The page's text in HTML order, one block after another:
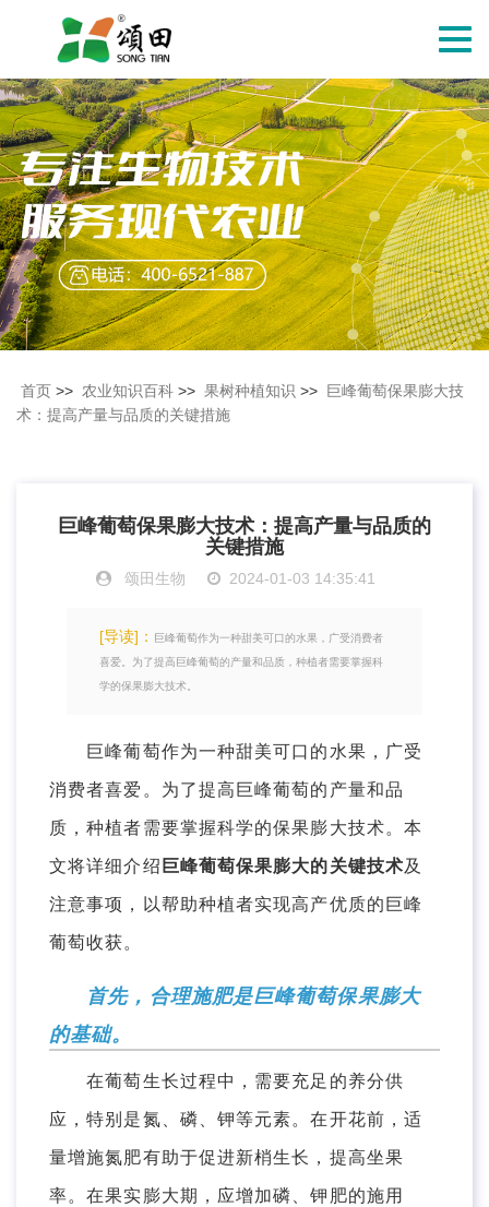
切
导
航
首页 >> 农业知识百科 >> 果树种植知识 >> 巨峰葡萄保果膨大技
术：提高产量与品质的关键措施
巨峰葡萄保果膨大技术：提高产量与品质的
关键措施
颂田生物 2024-01-03 14:35:41
[导读]：
巨峰葡萄作为一种甜美可口的水果，广受消费者
喜爱。为了提高巨峰葡萄的产量和品质，种植者需要掌握科
学的保果膨大技术。
巨峰葡萄作为一种甜美可口的水果，广受
消费者喜爱。为了提高巨峰葡萄的产量和品
质，种植者需要掌握科学的保果膨大技术。本
文将详细介绍 巨峰葡萄保果膨大的关键技术及
注意事项，以帮助种植者实现高产优质的巨峰
葡萄收获。
首先，合理施肥是巨峰葡萄保果膨大
的基础。
在葡萄生长过程中，需要充足的养分供
应，特别是氮、磷、钾等元素。在开花前，适
量增施氮肥有助于促进新梢生长，提高坐果
率。在果实膨大期，应增加磷、钾肥的施用